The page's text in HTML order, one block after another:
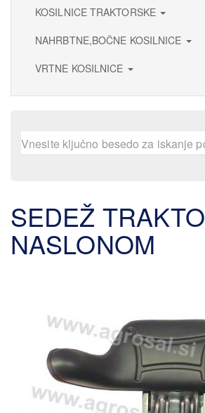
KOSILNICE TRAKTORSKE
NAHRBTNE,BOČNE KOSILNICE
VRTNE KOSILNICE
SEDEŽ
NASLONOM